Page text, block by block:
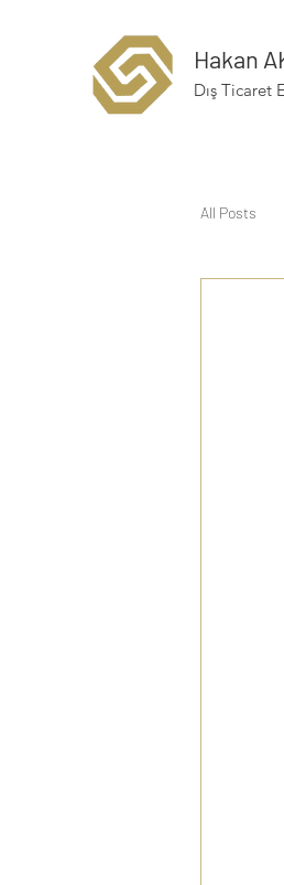
Hakan
Dış Ticaret
All Posts